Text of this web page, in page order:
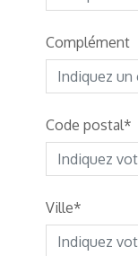
Complément
Code postal
Ville